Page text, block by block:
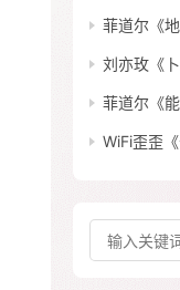
菲道尔《
刘亦玫《
菲道尔《
WiFi歪歪